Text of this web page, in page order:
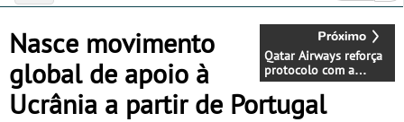
navigation
Qatar Airways reforça
protocolo com a
USAID ROUTES
Parnership para
combater o tráfico de
Nasce movimento
global de apoio à
Ucrânia a partir de Portugal